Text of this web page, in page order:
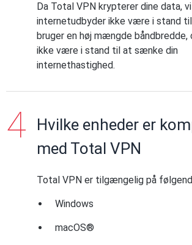
Da Total VPN krypterer dine data,
internetudbyder ikke være i stand
bruger en høj mængde båndbredde,
ikke være i stand til at sænke din
internethastighed.
Hvilke enheder er
med Total VPN
Total VPN er tilgængelig på
Windows
macOS®